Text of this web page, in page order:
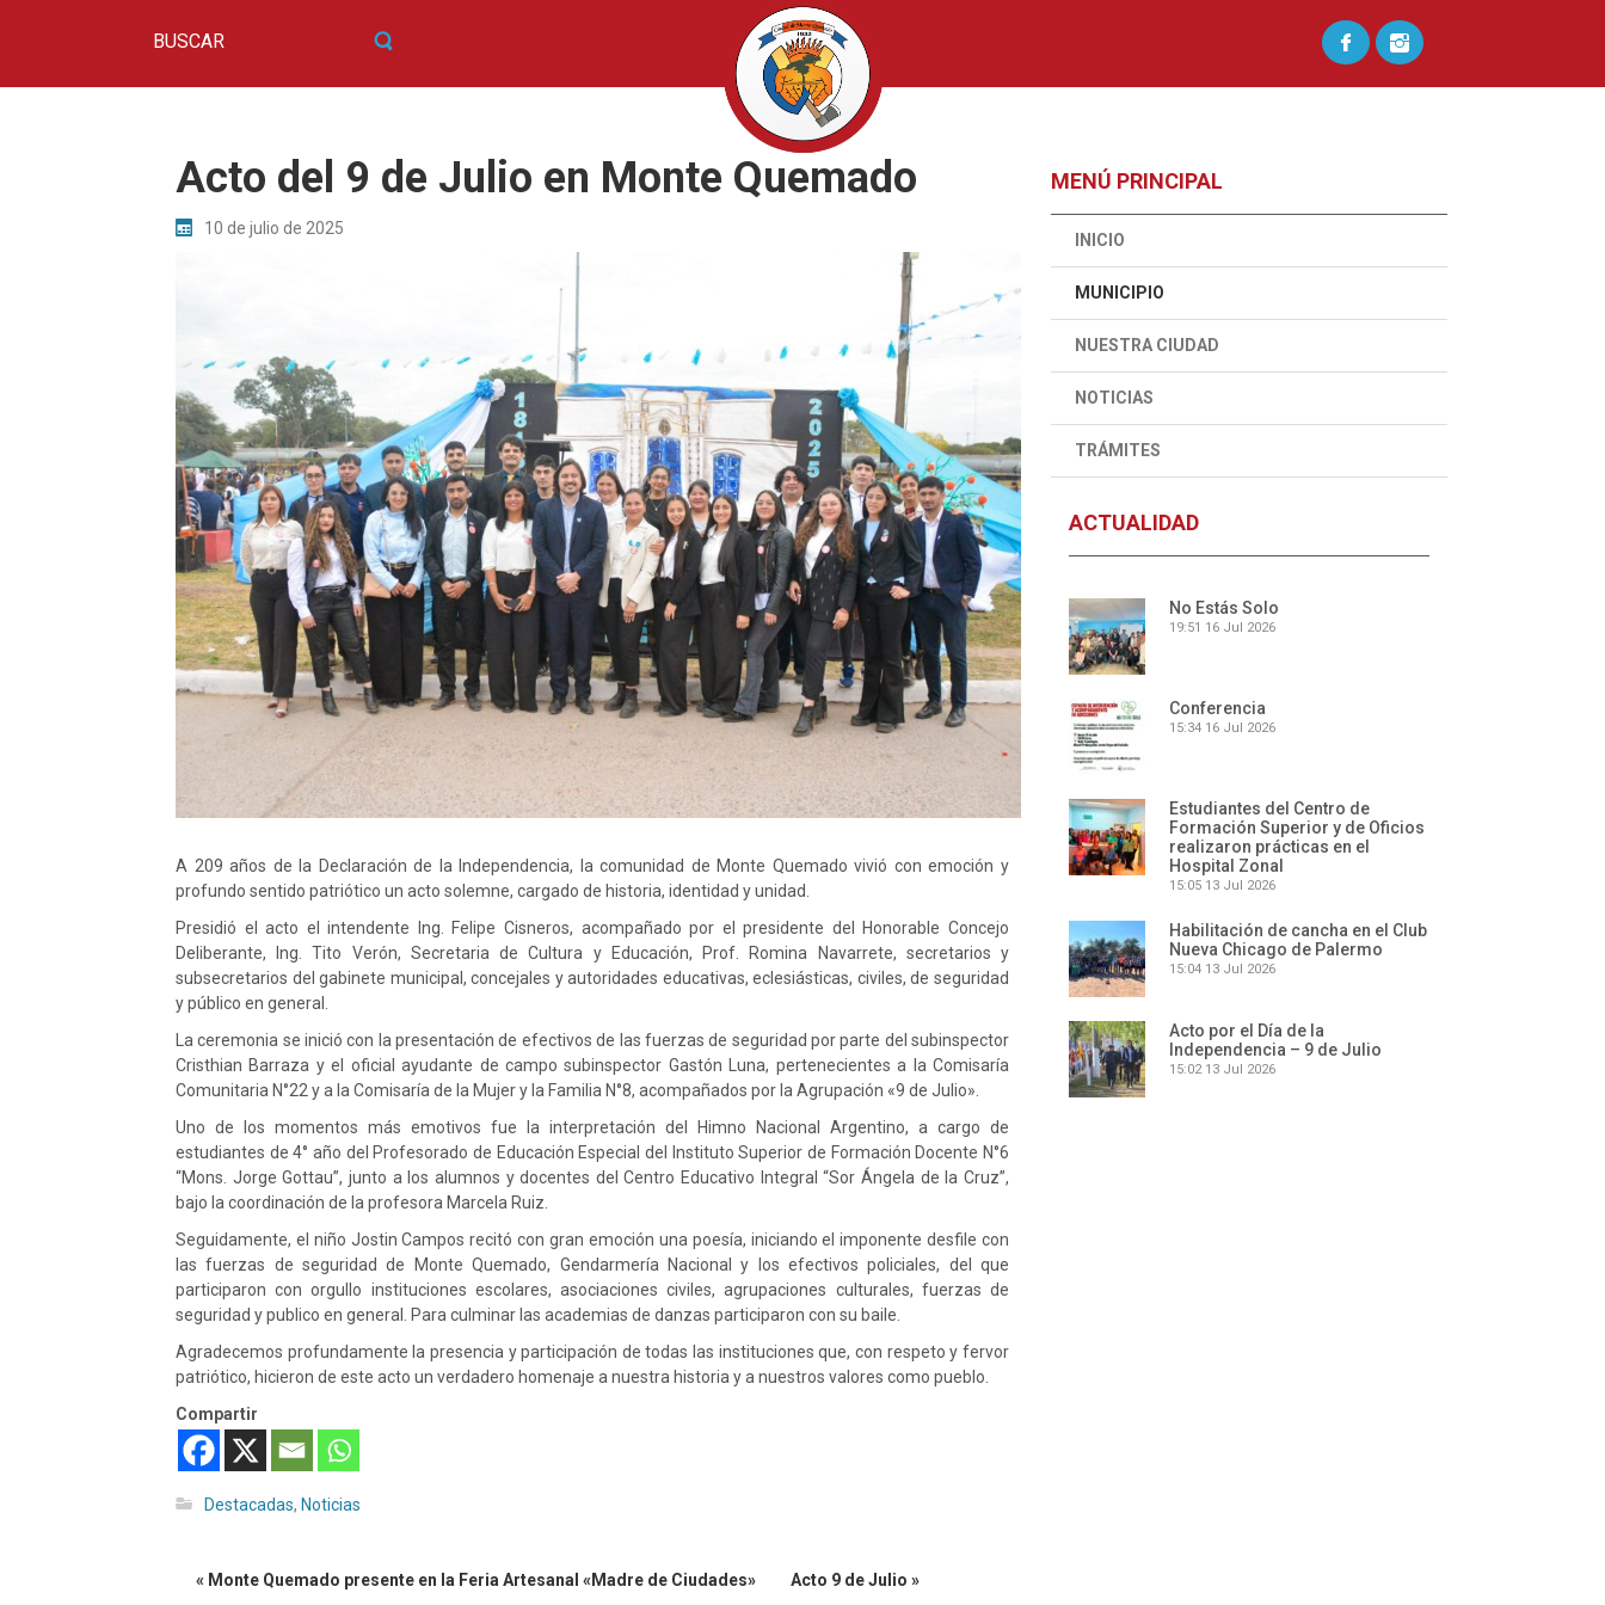
Acto del 9 de Julio en Monte Quemado
10 de julio de 2025
A 209 años de la Declaración de la Independencia, la comunidad de Monte Quemado vivió con emoción y
profundo sentido patriótico un acto solemne, cargado de historia, identidad y unidad.
Presidió el acto el intendente Ing. Felipe Cisneros, acompañado por el presidente del Honorable Concejo
Deliberante, Ing. Tito Verón, Secretaria de Cultura y Educación, Prof. Romina Navarrete, secretarios y
subsecretarios del gabinete municipal, concejales y autoridades educativas, eclesiásticas, civiles, de seguridad
y público en general.
La ceremonia se inició con la presentación de efectivos de las fuerzas de seguridad por parte del subinspector
Cristhian Barraza y el oficial ayudante de campo subinspector Gastón Luna, pertenecientes a la Comisaría
Comunitaria N°22 y a la Comisaría de la Mujer y la Familia N°8, acompañados por la Agrupación «9 de Julio».
Uno de los momentos más emotivos fue la interpretación del Himno Nacional Argentino, a cargo de
estudiantes de 4° año del Profesorado de Educación Especial del Instituto Superior de Formación Docente N°6
“Mons. Jorge Gottau”, junto a los alumnos y docentes del Centro Educativo Integral “Sor Ángela de la Cruz”,
bajo la coordinación de la profesora Marcela Ruiz.
Seguidamente, el niño Jostin Campos recitó con gran emoción una poesía, iniciando el imponente desfile con
las fuerzas de seguridad de Monte Quemado, Gendarmería Nacional y los efectivos policiales, del que
participaron con orgullo instituciones escolares, asociaciones civiles, agrupaciones culturales, fuerzas de
seguridad y publico en general. Para culminar las academias de danzas participaron con su baile.
Agradecemos profundamente la presencia y participación de todas las instituciones que, con respeto y fervor
patriótico, hicieron de este acto un verdadero homenaje a nuestra historia y a nuestros valores como pueblo.
Compartir
Destacadas, Noticias
« Monte Quemado presente en la Feria Artesanal «Madre de Ciudades» Acto 9 de Julio »
MENÚ PRINCIPAL
INICIO
MUNICIPIO
NUESTRA CIUDAD
NOTICIAS
TRÁMITES
ACTUALIDAD
No Estás Solo
19:51 16 Jul 2026
Conferencia
15:34 16 Jul 2026
Estudiantes del Centro de
Formación Superior y de Oficios
realizaron prácticas en el
Hospital Zonal
15:05 13 Jul 2026
Habilitación de cancha en el Club
Nueva Chicago de Palermo
15:04 13 Jul 2026
Acto por el Día de la
Independencia – 9 de Julio
15:02 13 Jul 2026